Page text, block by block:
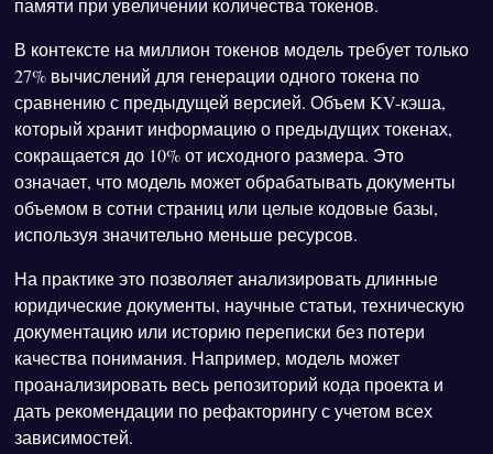
В контексте на миллион токенов модель требует только
27% вычислений для генерации одного токена по
сравнению с предыдущей версией. Объем KV-кэша,
который хранит информацию о предыдущих токенах,
сокращается до 10% от исходного размера. Это
означает, что модель может обрабатывать документы
объемом в сотни страниц или целые кодовые базы,
используя значительно меньше ресурсов.
На практике это позволяет анализировать длинные
юридические документы, научные статьи, техническую
документацию или историю переписки без потери
качества понимания. Например, модель может
проанализировать весь репозиторий кода проекта и
дать рекомендации по рефакторингу с учетом всех
зависимостей.